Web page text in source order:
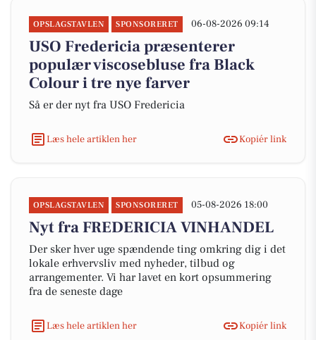
OPSLAGSTAVLEN SPONSORERET 06-08-2026 09:14
USO Fredericia præsenterer
populær viscosebluse fra Black
Colour i tre nye farver
Så er der nyt fra USO Fredericia
Læs hele artiklen her Kopiér link
OPSLAGSTAVLEN SPONSORERET 05-08-2026 18:00
Nyt fra FREDERICIA VINHANDEL
Der sker hver uge spændende ting omkring dig i det
lokale erhvervsliv med nyheder, tilbud og
arrangementer. Vi har lavet en kort opsummering
fra de seneste dage
Læs hele artiklen her Kopiér link